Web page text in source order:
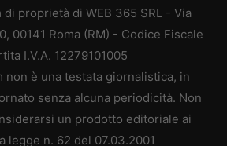
proprietà di WEB 365 SRL - Via
00141 Roma (RM) - Codice Fiscale
I.V.A. 12279101005
non è una testata giornalistica, in
senza alcuna periodicità. Non
un prodotto editoriale ai
legge n. 62 del 07.03.2001